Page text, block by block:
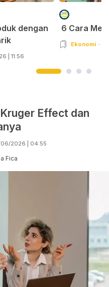
dengan
| 11:56
6 Cara
Ekonomi
Effect dan
06/2026 | 04:55
Fica